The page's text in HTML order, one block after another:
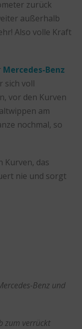
zurück
außerhalb
Also volle Kraft
Mercedes-Benz
sich voll
vor den Kurven
am
nochmal, so
Kurven, das
nie und sorgt
Benz und
zum verrückt